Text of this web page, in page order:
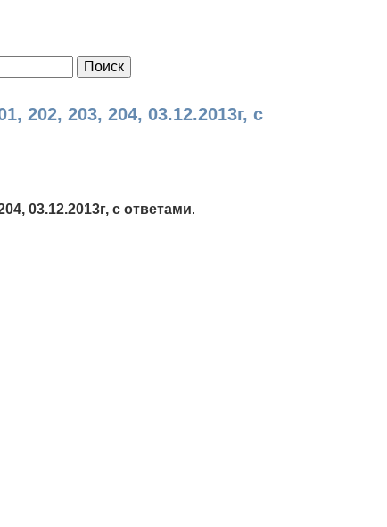
202, 203, 204, 03.12.2013г, с
03.12.2013г, с ответами.